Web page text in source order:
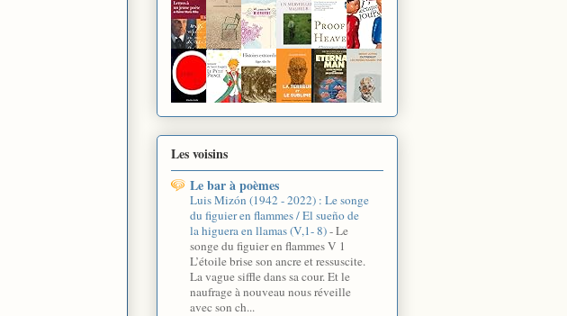
Les voisins
Le bar à poèmes
Luis Mizón (1942 - 2022) : Le songe
du figuier en flammes / El sueño de
la higuera en llamas (V,1- 8)-Le
songe du figuier en flammes V 1
L’étoile brise son ancre et ressuscite.
La vague siffle dans sa cour. Et le
naufrage à nouveau nous réveille
avec son ch...